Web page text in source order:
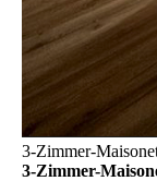
3-Zimmer-
3-Zimmer-